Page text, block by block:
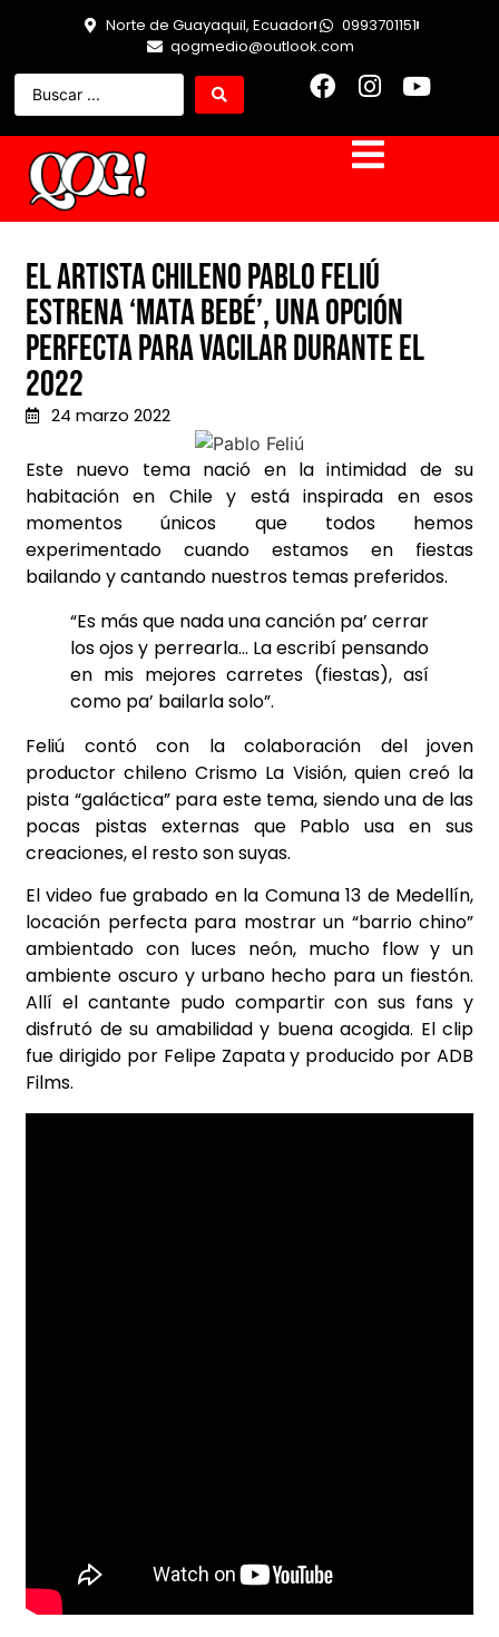
Norte de Guayaquil, Ecuador
0993701151
qogmedio@outlook.com
El artista chileno Pablo Feliú
estrena ‘Mata bebé’, una opción
perfecta para vacilar durante el
2022
24 marzo 2022
Este nuevo tema nació en la intimidad de su
habitación en Chile y está inspirada en esos
momentos únicos que todos hemos
experimentado cuando estamos en fiestas
bailando y cantando nuestros temas preferidos.
“Es más que nada una canción pa’ cerrar
los ojos y perrearla… La escribí pensando
en mis mejores carretes (fiestas), así
como pa’ bailarla solo”.
Feliú contó con la colaboración del joven
productor chileno Crismo La Visión, quien creó la
pista “galáctica” para este tema, siendo una de las
pocas pistas externas que Pablo usa en sus
creaciones, el resto son suyas.
El video fue grabado en la Comuna 13 de Medellín,
locación perfecta para mostrar un “barrio chino”
ambientado con luces neón, mucho flow y un
ambiente oscuro y urbano hecho para un fiestón.
Allí el cantante pudo compartir con sus fans y
disfrutó de su amabilidad y buena acogida. El clip
fue dirigido por Felipe Zapata y producido por ADB
Films.